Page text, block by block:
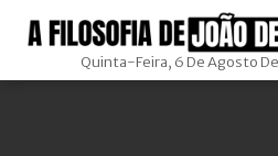
Quinta-Feira, 6 De Agosto